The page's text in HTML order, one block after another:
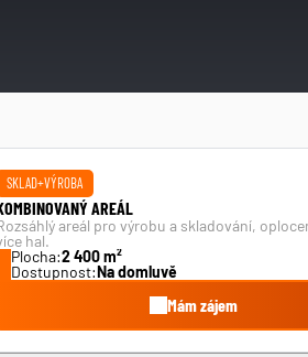
SKLAD+VÝROBA
AREÁL
areál pro výrobu a skladování,
hal.
Plocha:2 400 m²
Dostupnost:Na domluvě
Mám zájem